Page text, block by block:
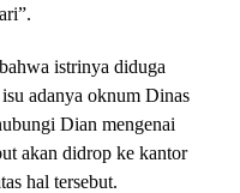
istrinya diduga
adanya oknum Dinas
Dian mengenai
akan didrop ke kantor
hal tersebut.